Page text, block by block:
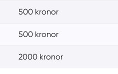
500 kronor
500 kronor
2000 kronor